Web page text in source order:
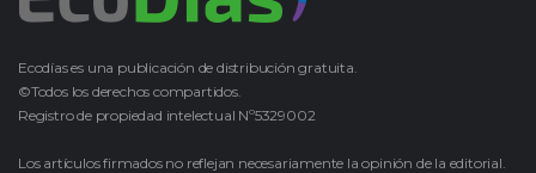
Ecodías es una publicación de distribución gratuita.
©Todos los derechos compartidos.
Registro de propiedad intelectual Nº5329002
Los artículos firmados no reflejan necesariamente la opinión de la editorial.